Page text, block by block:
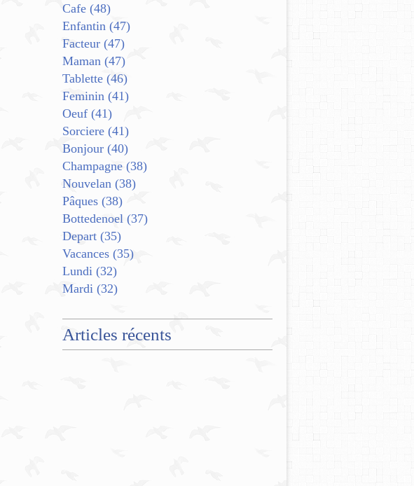
Cafe (48)
Enfantin (47)
Facteur (47)
Maman (47)
Tablette (46)
Feminin (41)
Oeuf (41)
Sorciere (41)
Bonjour (40)
Champagne (38)
Nouvelan (38)
Pâques (38)
Bottedenoel (37)
Depart (35)
Vacances (35)
Lundi (32)
Mardi (32)
Articles récents